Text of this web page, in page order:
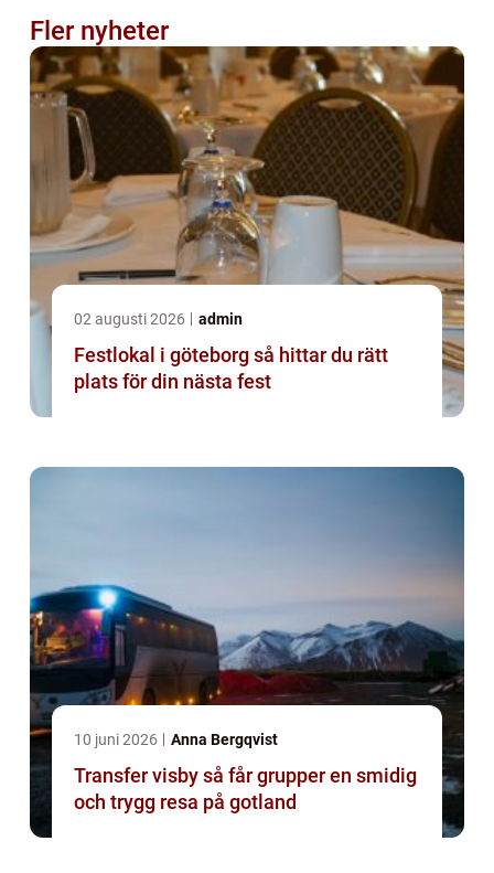
Fler nyheter
02 augusti 2026 admin
Festlokal i göteborg så hittar du rätt
plats för din nästa fest
10 juni 2026 Anna Bergqvist
Transfer visby så får grupper en smidig
och trygg resa på gotland